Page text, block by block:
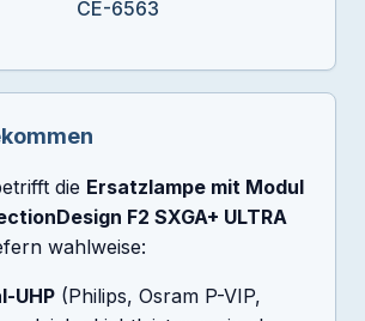
CE-6563
die Ersatzlampe mit Modul
F2 SXGA+ ULTRA
wahlweise:
UHP (Philips, Osram P-VIP,